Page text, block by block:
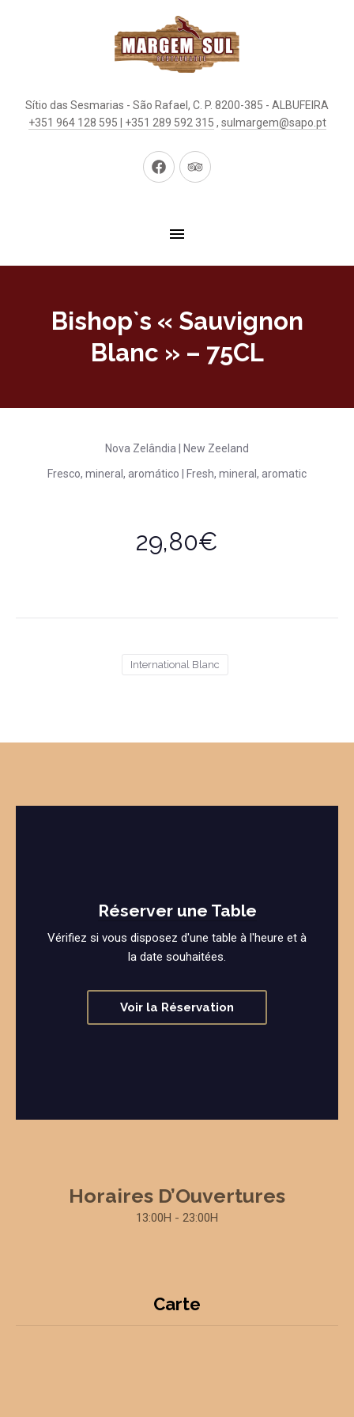
Sítio das Sesmarias - São Rafael, C. P. 8200-385 - ALBUFEIRA
+351 964 128 595 | +351 289 592 315 , sulmargem@sapo.pt
New
New
Bishop`s « Sauvignon
Blanc » – 75CL
Nova Zelândia | New Zeeland
Fresco, mineral, aromático | Fresh, mineral, aromatic
29,80€
International Blanc
Réserver une Table
Vérifiez si vous disposez d'une table à l'heure et à
la date souhaitées.
Voir la Réservation
Horaires D’Ouvertures
13:00H - 23:00H
Carte